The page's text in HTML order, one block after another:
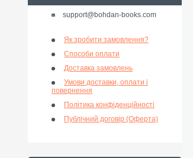
support@bohdan-books.com
Як зробити замовлення?
Способи оплати
Доставка замовлень
Умови доставки, оплати і
повернення
Політика конфіденційності
Публічний договір (Оферта)